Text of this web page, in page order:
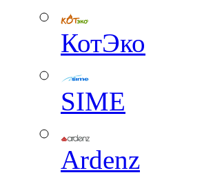
КотЭко
SIME
Ardenz